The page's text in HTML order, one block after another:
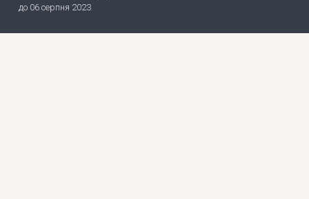
до 06 серпня 2023